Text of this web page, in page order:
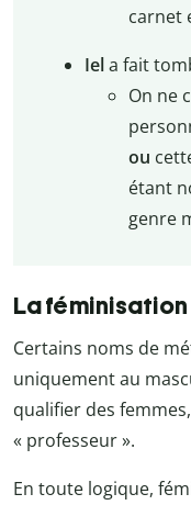
carnet
Iela fait
On ne
ou
étant
genre
La
Certains noms de
uniquement au
qualifier des
« professeur ».
En toute logique,